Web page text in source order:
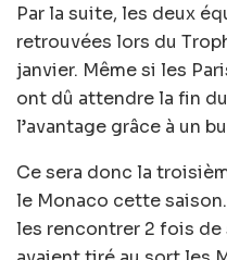
Par la suite, les deux
retrouvées lors du
janvier. Même si les
ont dû attendre la fin
l’avantage grâce à un
Ce sera donc la
le Monaco cette
les rencontrer 2 fois de